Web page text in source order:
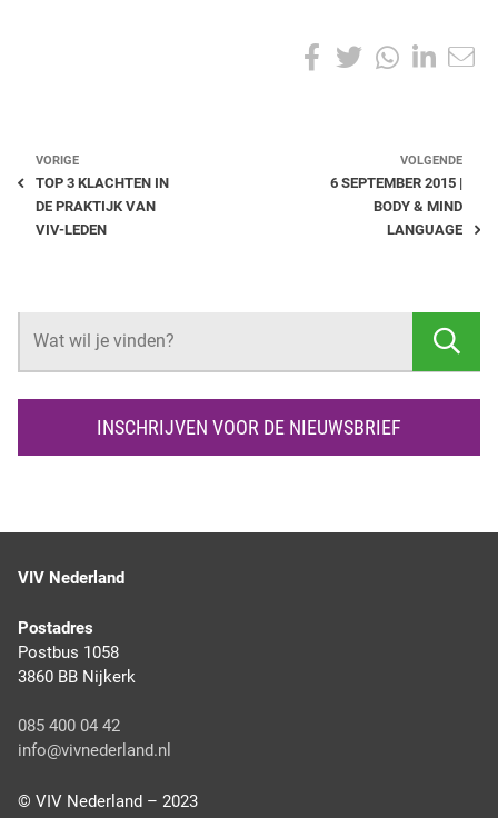
h
s
F
e
T
t
W
t
s
p
L
k
e
I
n
VORIGE
TOP 3 KLACHTEN IN
DE PRAKTIJK VAN
VIV-LEDEN
VOLGENDE
6 SEPTEMBER 2015 |
BODY & MIND
LANGUAGE
E
E
INSCHRIJVEN VOOR DE NIEUWSBRIEF
VIV Nederland
Postadres
Postbus 1058
3860 BB Nijkerk
085 400 04 42
info@vivnederland.nl
© VIV Nederland – 2023